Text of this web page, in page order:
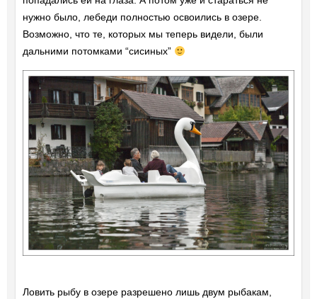
нужно было, лебеди полностью освоились в озере.
Возможно, что те, которых мы теперь видели, были
дальними потомками “сисиных”
Ловить рыбу в озере разрешено лишь двум рыбакам,